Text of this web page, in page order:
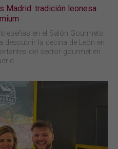
Madrid: tradición leonesa
en el Salón Gourmets
descubrir la cecina de León en
del sector gourmet en